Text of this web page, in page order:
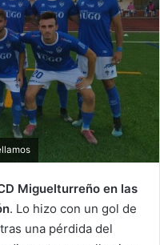
Miguelturreño en las
. Lo hizo con un gol de
una pérdida del